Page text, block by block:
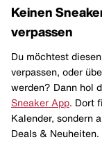
Keinen
verpassen
Du möchtest diesen
verpassen, oder
werden? Dann hol
Sneaker App . Dort
Kalender, sondern
Deals & Neuheiten.